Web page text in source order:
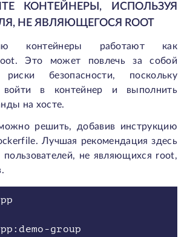
КОНТЕЙНЕРЫ, ИСПОЛЬЗУЯ
НЕ ЯВЛЯЮЩЕГОСЯ ROOT
контейнеры работают как
root. Это может повлечь за собой
риски безопасности, поскольку
в контейнер и выполнить
на хосте.
решить, добавив инструкцию
Лучшая рекомендация здесь
пользователей, не являющихся root,
group